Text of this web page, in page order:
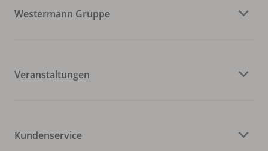
Westermann Gruppe
Veranstaltungen
Kundenservice